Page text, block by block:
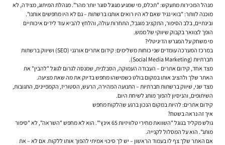
מנהל המכירות מתעקש: "תכלס, מי שמגיע מגוגל סוגר יותר מהר". מנהלת המיתוג, מצידה, לא
מוכנה לוותר: "בואי נגיד שאם לא היו רואים אותנו ברשתות – גם לא היו מחפשים אותנו".
ובינתיים, בלב הסיפור, התקציב מוגבל, התחרות עולה, והלחץ להביא עוד לידים איכותיים
הופך לצוואר בקבוק שיווקי של ממש.
מי משחק על המגרש הדיגיטלי?
במרכז המערכה עומדים שני כוחות משלימים: קידום אתרים אורגני (SEO) ושיווק ברשתות
חברתיות (Social Media Marketing).
מצד אחד, קידום אתרים – העבודה העמוקה, הסבלנית, שמנסה לגרום לגוגל "להבין" את
האתר שלך ולהציב אותו במקום בולט כשמישהו מחפש בדיוק את מה שאת מציעה.
מצד שני, שיווק ברשתות חברתיות – התנועה המהירה, הרעש, הסטוריז, הקמפיינים, התגובות,
השיתופים, והניסיון להפוך מותג לשיחת היום.
קידום אתרים: להיות במקום הנכון ברגע שהלקוח מחפש
איך זה נראה בשטח?
גולש מקליד בגוגל "השוואת מחירי טלוויזיות 65 אינץ'". הוא לא מחפש "השראה", לא "סיפור
מותג". הוא על המסלול לקנייה.
אם האתר שלך צף לו בעמוד הראשון – יש לך סיכוי אמיתי להפוך אותו ללקוח. אם לא – את